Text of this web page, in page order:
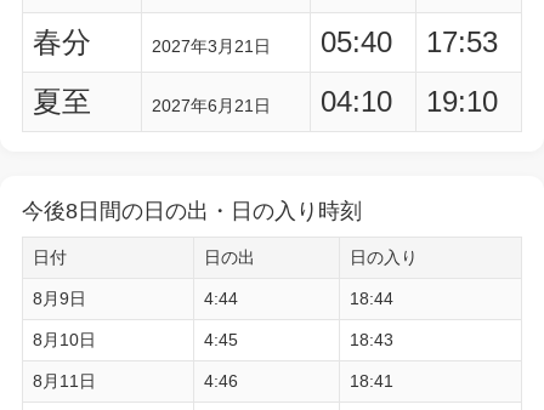
春分
2027年3月21日 05:40
17:53
夏至
2027年6月21日 04:10 19:10
今後8日間の日の出・日の入り時刻
日付 日の出 日の入り
8月9日 4:44 18:44
8月10日 4:45 18:43
8月11日 4:46 18:41